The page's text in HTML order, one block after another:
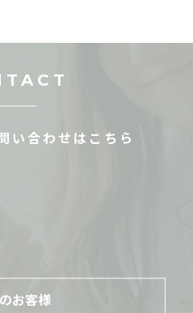
い合わせはこちら
お客様